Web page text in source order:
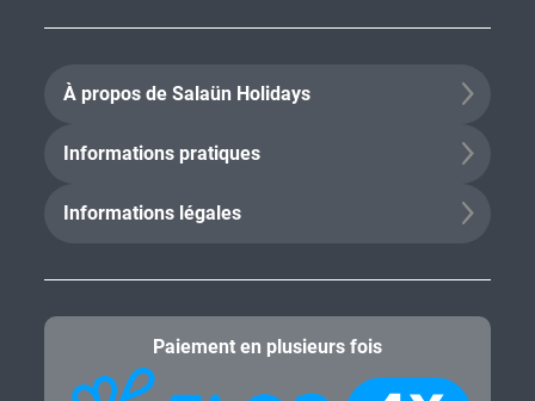
À propos de Salaün Holidays
Informations pratiques
Informations légales
Paiement en plusieurs fois